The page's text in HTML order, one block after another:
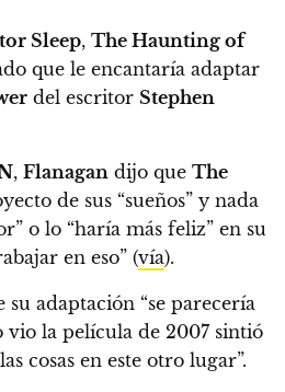
Sleep, The Haunting of
que le encantaría adaptar
del escritor Stephen
, Flanagan dijo que The
de sus “sueños” y nada
o lo “haría más feliz” en su
en eso” (vía).
su adaptación “se parecería
vio la película de 2007 sintió
cosas en este otro lugar”.